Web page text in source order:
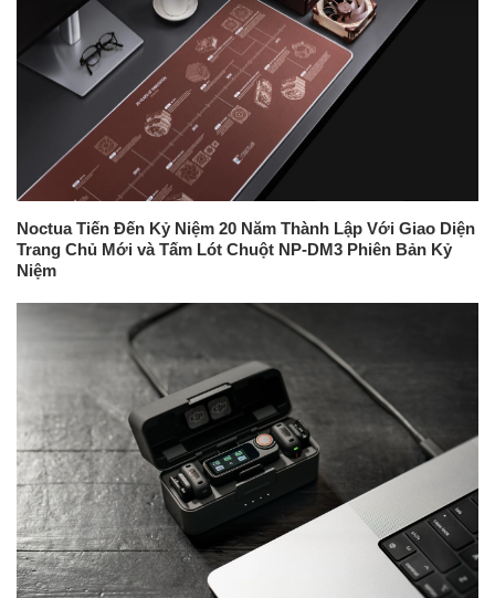
Noctua Tiến Đến Kỷ Niệm 20 Năm Thành Lập Với Giao Diện
Trang Chủ Mới và Tấm Lót Chuột NP-DM3 Phiên Bản Kỷ
Niệm